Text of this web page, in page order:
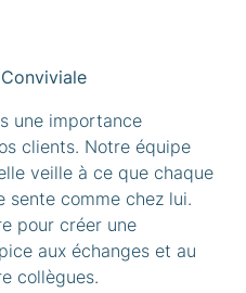
une importance
clients. Notre équipe
veille à ce que chaque
sente comme chez lui.
pour créer une
aux échanges et au
collègues.